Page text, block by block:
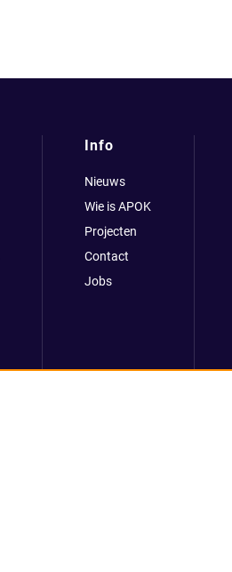
Info
Nieuws
Wie is APOK
Projecten
Contact
Jobs